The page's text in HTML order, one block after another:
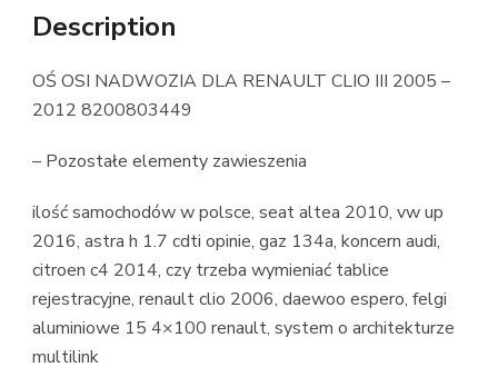
Description
OŚ OSI NADWOZIA DLA RENAULT CLIO III 2005 –
2012 8200803449
– Pozostałe elementy zawieszenia
ilość samochodów w polsce, seat altea 2010, vw up
2016, astra h 1.7 cdti opinie, gaz 134a, koncern audi,
citroen c4 2014, czy trzeba wymieniać tablice
rejestracyjne, renault clio 2006, daewoo espero, felgi
aluminiowe 15 4×100 renault, system o architekturze
multilink